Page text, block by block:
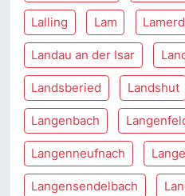
Lalling Lam
Landau an der Isar
Landsberied Landshut
Langenbach
Langenneufnach
Langensendelbach